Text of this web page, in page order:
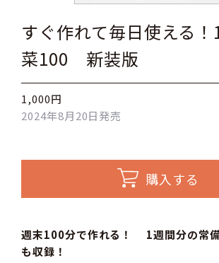
すぐ作れて毎日使える
菜100 新装版
1,000円
2024年8月20日発売
購入する
週末100分で作れる！ 1週間分の常
も収録！